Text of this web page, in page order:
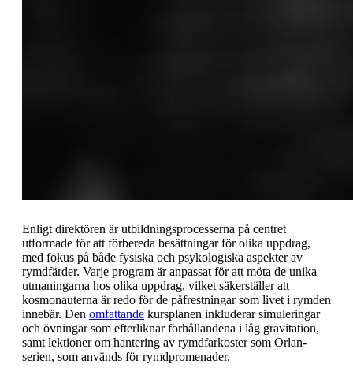
Enligt direktören är utbildningsprocesserna på centret
utformade för att förbereda besättningar för olika uppdrag,
med fokus på både fysiska och psykologiska aspekter av
rymdfärder. Varje program är anpassat för att möta de unika
utmaningarna hos olika uppdrag, vilket säkerställer att
kosmonauterna är redo för de påfrestningar som livet i rymden
innebär. Den omfattande kursplanen inkluderar simuleringar
och övningar som efterliknar förhållandena i låg gravitation,
samt lektioner om hantering av rymdfarkoster som Orlan-
serien, som används för rymdpromenader.